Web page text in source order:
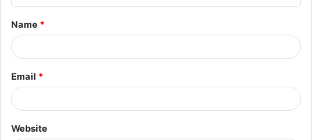
Name *
Email *
Website